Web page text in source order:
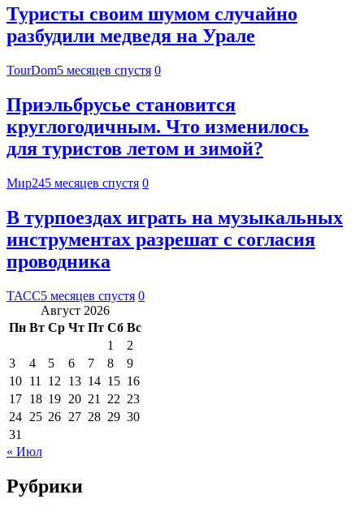
Туристы своим шумом случайно
разбудили медведя на Урале
TourDom5 месяцев спустя 0
Приэльбрусье становится
круглогодичным. Что изменилось
для туристов летом и зимой?
Мир245 месяцев спустя 0
В турпоездах играть на музыкальных
инструментах разрешат с согласия
проводника
ТАСС5 месяцев спустя 0
Август 2026
Пн Вт Ср Чт Пт Сб Вс
1
2
3
4 5 6 7 8
9
10 11 12 13 14 15 16
17 18 19 20 21 22 23
24 25 26 27 28 29 30
31
« Июл
Рубрики